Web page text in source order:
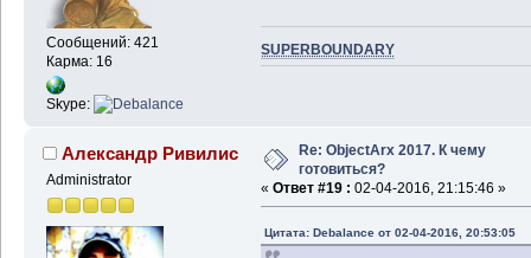
Сообщений: 421
Карма: 16
Skype:
SUPERBOUNDARY
Александр Ривилис
Administrator
Re: ObjectArx 2017. К чему
готовиться?
« Ответ #19 : 02-04-2016, 21:15:46 »
Цитата: Debalance от 02-04-2016, 20:53:05